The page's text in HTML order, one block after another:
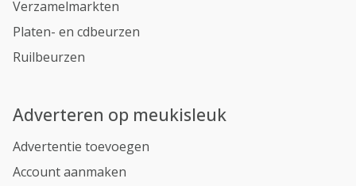
Verzamelmarkten
Platen- en cdbeurzen
Ruilbeurzen
Adverteren op meukisleuk
Advertentie toevoegen
Account aanmaken